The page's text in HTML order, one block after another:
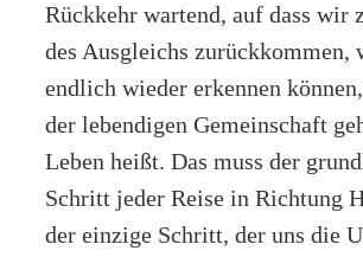
Rückkehr wartend, auf dass wir
des Ausgleichs zurückkommen,
endlich wieder erkennen
der lebendigen Gemeinschaft
Leben heißt. Das muss der
Schritt jeder Reise in Richtung
der einzige Schritt, der uns die